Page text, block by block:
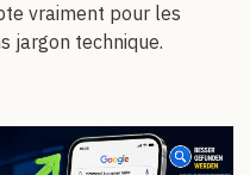
vraiment pour les
jargon technique.